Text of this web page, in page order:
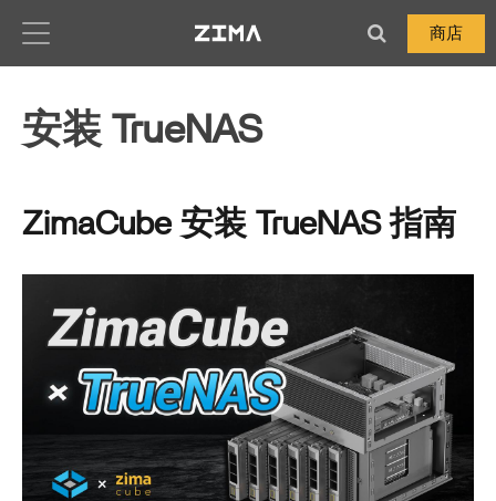
商店
安装 TrueNAS
ZimaCube 安装 TrueNAS 指南